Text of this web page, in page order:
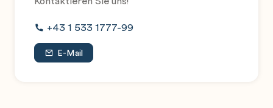
+43 1 533 1777-99
E-Mail